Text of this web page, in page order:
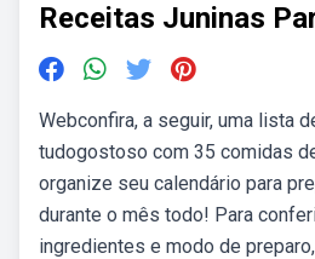
Receitas Juninas
Webconfira, a seguir, uma lista
tudogostoso com 35 comidas
organize seu calendário para
durante o mês todo! Para
ingredientes e modo de